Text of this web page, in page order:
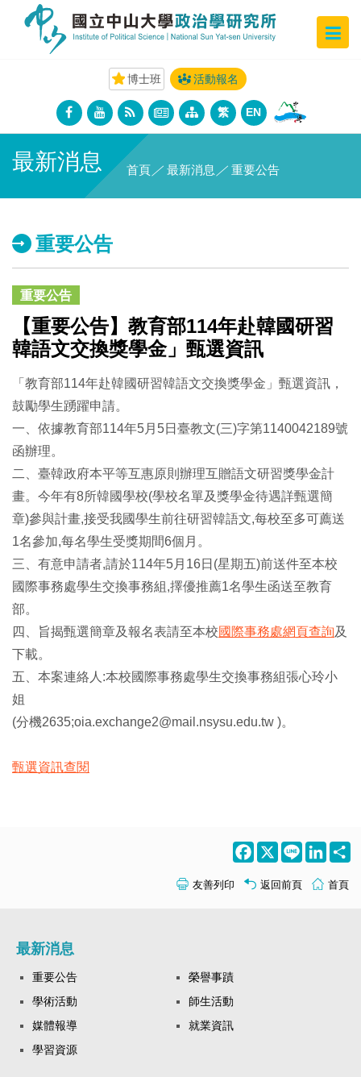
博士班 活動報名
繁 EN
最新消息 首頁 ／ 最新消息 ／ 重要公告
重要公告
重要公告
【重要公告】教育部114年赴韓國研習
韓語文交換獎學金」甄選資訊
「教育部114年赴韓國研習韓語文交換獎學金」甄選資訊，
鼓勵學生踴躍申請。
一、依據教育部114年5月5日臺教文(三)字第1140042189號
函辦理。
二、臺韓政府本平等互惠原則辦理互贈語文研習獎學金計
畫。今年有8所韓國學校(學校名單及獎學金待遇詳甄選簡
章)參與計畫,接受我國學生前往研習韓語文,每校至多可薦送
1名參加,每名學生受獎期間6個月。
三、有意申請者,請於114年5月16日(星期五)前送件至本校
國際事務處學生交換事務組,擇優推薦1名學生函送至教育
部。
四、旨揭甄選簡章及報名表請至本校國際事務處網頁查詢及
下載。
五、本案連絡人:本校國際事務處學生交換事務組張心玲小
姐
(分機2635;oia.exchange2@mail.nsysu.edu.tw )。
甄選資訊查閱
Facebook
X Line
友善列印 返回前頁 首頁
最新消息
重要公告
榮譽事蹟
學術活動
師生活動
媒體報導
就業資訊
學習資源